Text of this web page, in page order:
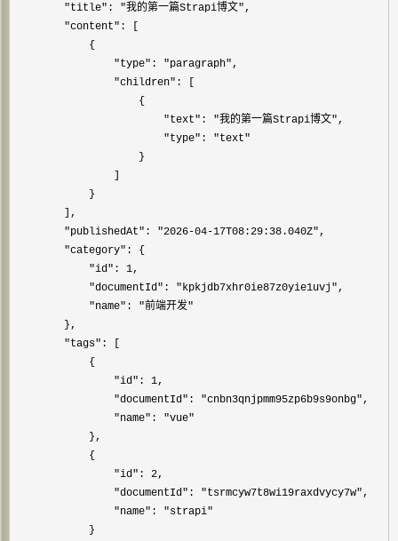
"title": "我的第一篇Strapi博文",
"content" : [
            {
"type": "paragraph",
"children" : [
                    {
"text": "我的第一篇Strapi博文",
"type": "text"
                    }
                ]
            }
        ],
"publishedAt": "2026-04-17T08:29:38.040Z",
"category" : {
"id": 1,
"documentId": "kpkjdb7xhr0ie87z0yie1uvj",
"name": "前端开发"
        },
"tags" : [
            {
"id": 1,
"documentId": "cnbn3qnjpmm95zp6b9s9onbg",
"name": "vue"
            },
            {
"id": 2,
"documentId": "tsrmcyw7t8wi19raxdvycy7w",
"name": "strapi"
            }